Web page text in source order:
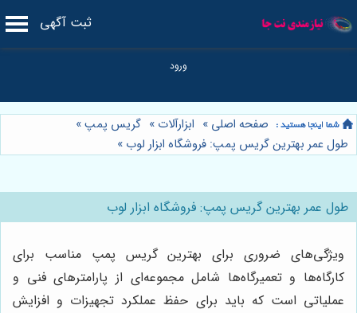
ثبت آگهی
صفحه اصلی » ابزارآلات » گریس پمپ»
طول عمر بهترین گریس پمپ: فروشگاه ابزار لوب »
طول عمر بهترین گریس پمپ: فروشگاه ابزار لوب
ویژگی‌های ضروری برای بهترین گریس پمپ مناسب برای
کارگاه‌ها و تعمیرگاه‌ها شامل مجموعه‌ای از پارامترهای فنی و
عملیاتی است که باید برای حفظ عملکرد تجهیزات و افزایش